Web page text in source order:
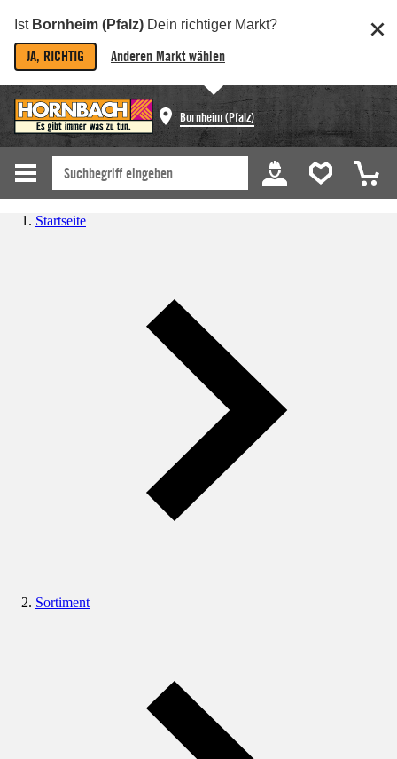
Ist Bornheim (Pfalz) Dein richtiger Markt?
JA, RICHTIG Anderen Markt wählen
Bornheim (Pfalz)
Startseite
Sortiment